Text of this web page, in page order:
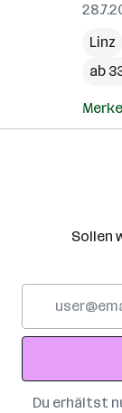
Linz
ab
Sollen
Adresse
Du erhältst